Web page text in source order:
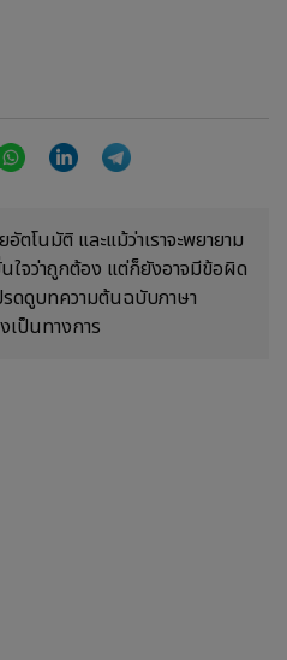
WhatsAppLinkedIn
ตโนมัติ และแม้ว่าเราจะพยายาม
ใจว่าถูกต้อง แต่ก็ยังอาจมีข้อผิด
ดดูบทความต้นฉบับภาษา
เป็นทางการ